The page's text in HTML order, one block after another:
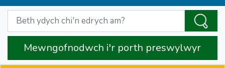
Mewngofnodwch i'r porth preswylwyr